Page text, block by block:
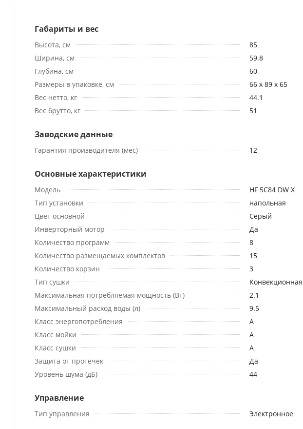
Габариты и вес
Высота, см
85
Ширина, см
59.8
Глубина, см
60
Размеры в упаковке, см
66 x 89 x 65
Вес нетто, кг
44.1
Вес брутто, кг
51
Заводские данные
Гарантия производителя (мес) 12
Основные характеристики
Модель
HF 5C84 DW X
Тип установки
напольная
Цвет основной
Серый
Инверторный мотор
Да
Количество программ
8
Количество размещаемых комплектов
15
Количество корзин
3
Тип сушки
Конвекционная
Максимальная потребляемая мощность (Вт)
2.1
Максимальный расход воды (л)
9.5
Класс энергопотребления
A
Класс мойки
A
Класс сушки
A
Защита от протечек
Да
Уровень шума (дБ)
44
Управление
Тип управления Электронное